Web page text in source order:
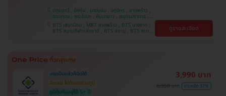
ปทุมธานี , บึงกุ่ม , บางบอน , จตุจักร , ลาดพร้าว ,
จอมทอง , พระโขนง , คันนายาว , สมุทรปราการ ,
ปทุมวัน , พญาไท , หนองแขม , บางรัก ,
ราษฎร์บูรณะ , ภาษีเจริญ , ราชเทวี , บริการถึงบ้าน ,
บางนา , ตลิ่งชัน , คลองเตย
BTS เสนานิคม , MRT ลาดพร้าว , BTS บางจาก ,
BTS สนามกีฬาแห่งชาติ , BTS สยาม , BTS สนาม ดูรายละเอียด
เคยเป็นแล้วก็ฉีดได้
ฉีดเลย ไม่ต้องตรวจภูมิ
ภูมิคุ้มกันอยู่ได้ 5+ ปี
3,990 บาท
6,350 บาท ประหยัด 37%